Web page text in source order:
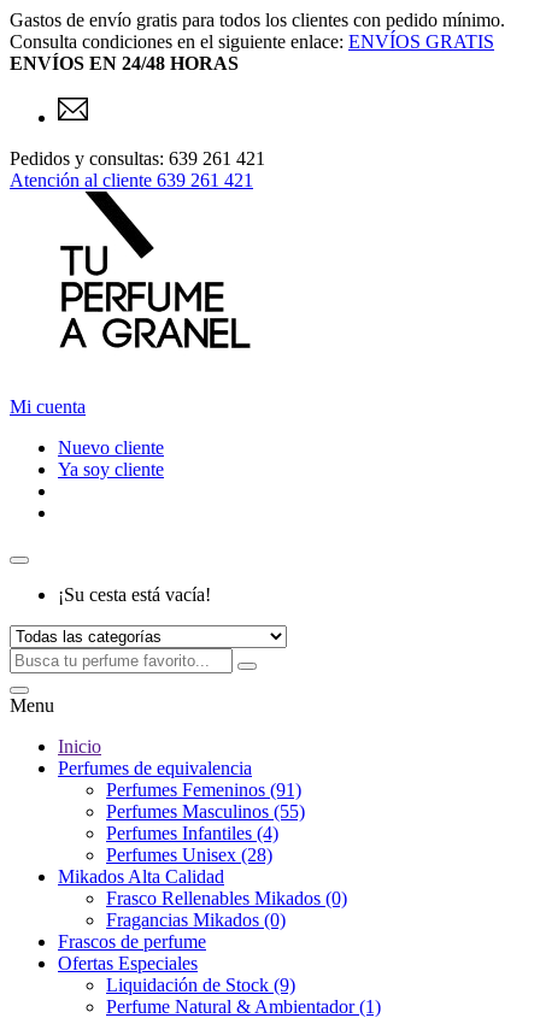
Gastos de envío gratis para todos los clientes con pedido mínimo.
Consulta condiciones en el siguiente enlace: ENVÍOS GRATIS
ENVÍOS EN 24/48 HORAS
Pedidos y consultas: 639 261 421
Atención al cliente 639 261 421
Mi cuenta
Nuevo cliente
Ya soy cliente
¡Su cesta está vacía!
Menu
Inicio
Perfumes de equivalencia
Perfumes Femeninos (91)
Perfumes Masculinos (55)
Perfumes Infantiles (4)
Perfumes Unisex (28)
Mikados Alta Calidad
Frasco Rellenables Mikados (0)
Fragancias Mikados (0)
Frascos de perfume
Ofertas Especiales
Liquidación de Stock (9)
Perfume Natural & Ambientador (1)